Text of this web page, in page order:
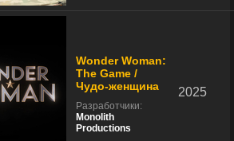
Wonder Woman:
The Game /
Чудо-женщина
Разработчики:
Monolith
Productions
2025